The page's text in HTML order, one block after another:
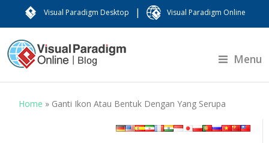
Visual Paradigm Desktop | Visual Paradigm Online
Menu
Home » Ganti Ikon Atau Bentuk Dengan Yang Serupa